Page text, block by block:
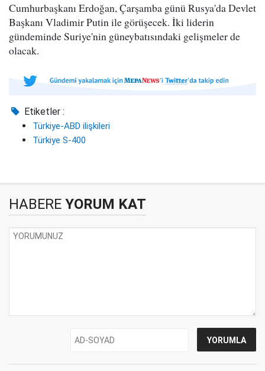
Cumhurbaşkanı Erdoğan, Çarşamba günü Rusya'da Devlet
Başkanı Vladimir Putin ile görüşecek. İki liderin
gündeminde Suriye'nin güneybatısındaki gelişmeler de
olacak.
Etiketler :
Türkiye-ABD ilişkileri
Türkiye S-400
HABERE YORUM KAT